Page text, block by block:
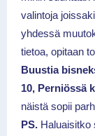
valintoja
yhdessä
tietoa, opitaan
Buustia
10, Perniössä
näistä sopii
PS. Haluaisitko